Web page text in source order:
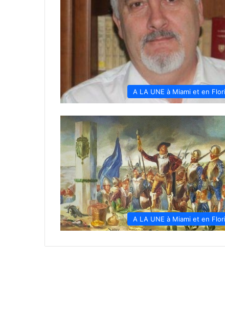
A LA UNE à Miami et en
A LA UNE à Miami et en